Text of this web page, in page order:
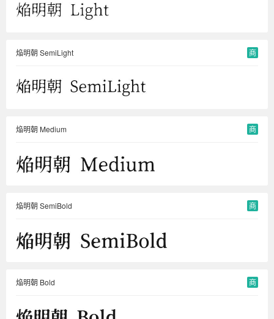
焔明朝 SemiLight 商
焔明朝 Medium 商
焔明朝 SemiBold 商
焔明朝 Bold 商